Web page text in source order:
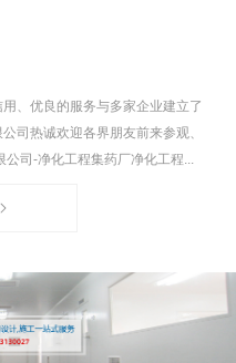
、优良的服务与多家企业建立了
司热诚欢迎各界朋友前来参观、
司-净化工程集药厂净化工程...